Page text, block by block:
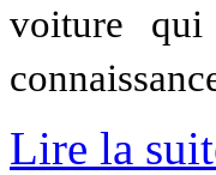
voiture
Lire la